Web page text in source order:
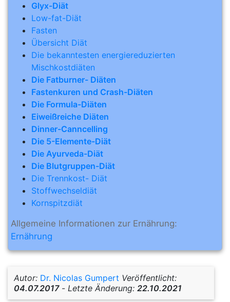
Glyx-Diät
Low-fat-Diät
Fasten
Übersicht Diät
Die bekanntesten energiereduzierten
Mischkostdiäten
Die Fatburner- Diäten
Fastenkuren und Crash-Diäten
Die Formula-Diäten
Eiweißreiche Diäten
Dinner-Canncelling
Die 5-Elemente-Diät
Die Ayurveda-Diät
Die Blutgruppen-Diät
Die Trennkost- Diät
Stoffwechseldiät
Kornspitzdiät
Allgemeine Informationen zur Ernährung:
Ernährung
Autor: Dr. Nicolas Gumpert Veröffentlicht:
04.07.2017- Letzte Änderung: 22.10.2021